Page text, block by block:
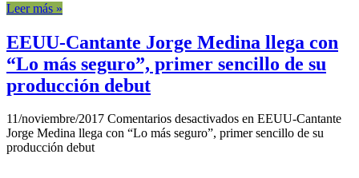
Leer más »
EEUU-Cantante Jorge Medina llega con
“Lo más seguro”, primer sencillo de su
producción debut
11/noviembre/2017 Comentarios desactivados en EEUU-Cantante
Jorge Medina llega con “Lo más seguro”, primer sencillo de su
producción debut